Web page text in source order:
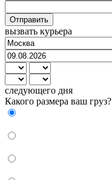
Отправить
вызвать курьера
следующего дня
Какого размера ваш груз?